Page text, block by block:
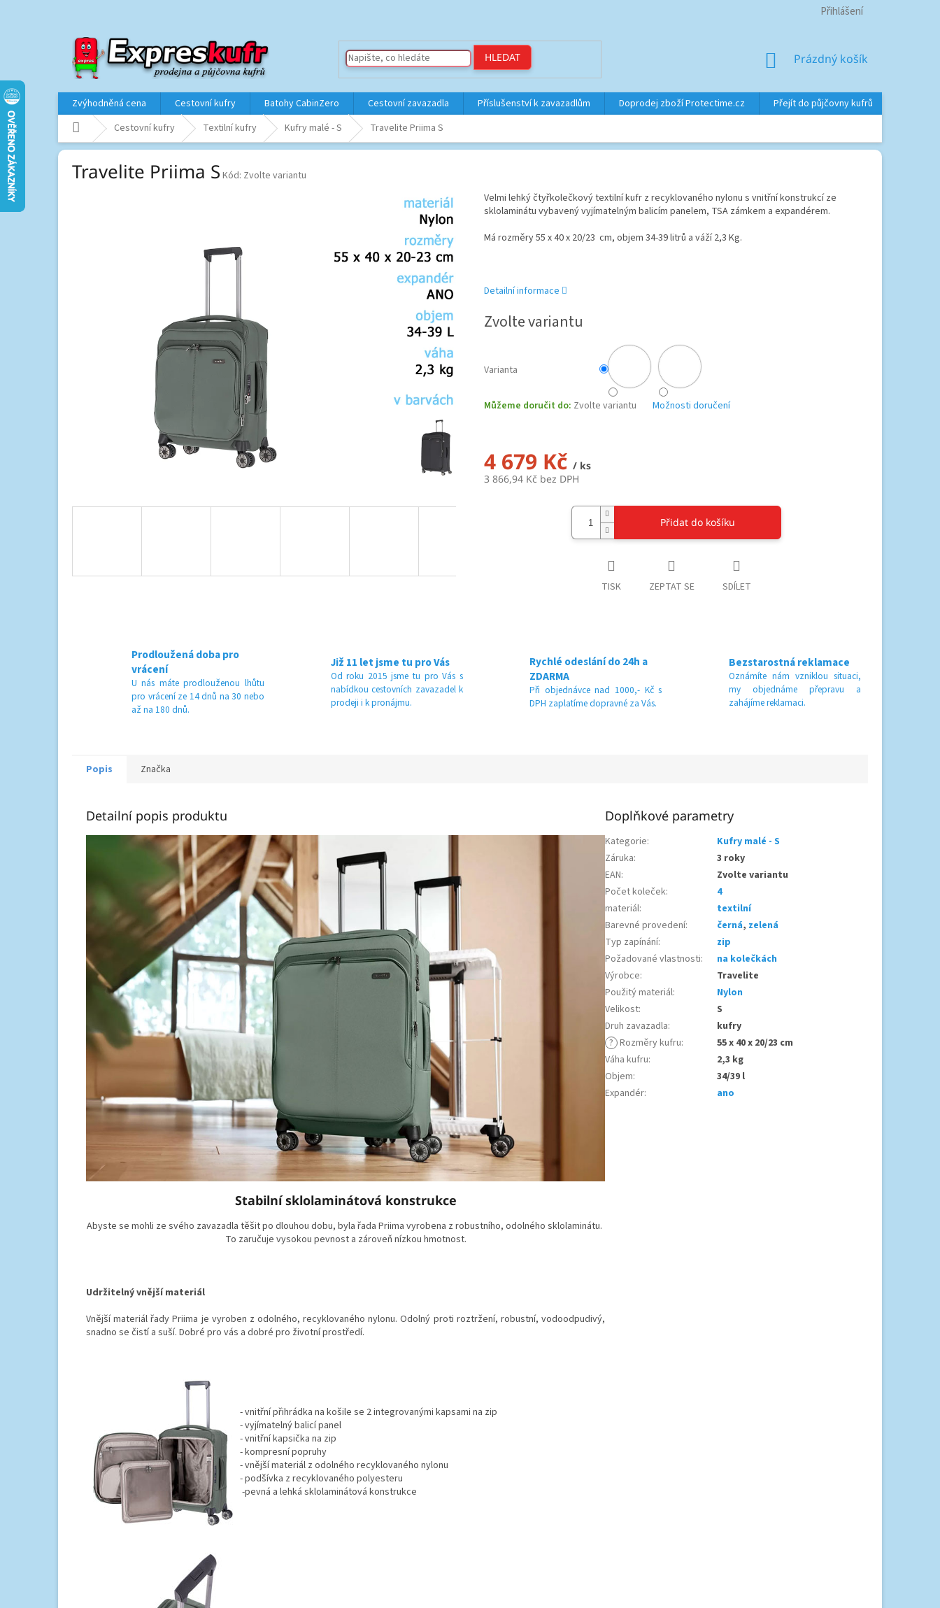
Přihlášení
HLEDAT
NÁKUPNÍ
Prázdný košík
Zvýhodněná cena Cestovní kufry Batohy CabinZero Cestovní zavazadla Příslušenství k zavazadlům Doprodej zboží Protectime.cz Přejít do půjčovny kufrů
Domů Cestovní kufry Textilní kufry Kufry malé - S Travelite Priima S
Travelite Priima S Kód: Zvolte variantu
4 679 Kč / ks
3 866,94 Kč bez DPH
Zvolte variantu
Varianta
Můžeme doručit do: Zvolte variantu Možnosti doručení
Přidat do košíku
Velmi lehký čtyřkolečkový textilní kufr z recyklovaného nylonu s vnitřní konstrukcí ze
sklolaminátu vybavený vyjímatelným balicím panelem, TSA zámkem a expandérem.
Má rozměry 55 x 40 x 20/23 cm, objem 34-39 litrů a váží 2,3 Kg.
Detailní informace
TISK ZEPTAT SE SDÍLET
Prodloužená doba pro
vrácení
U nás máte prodlouženou lhůtu
pro vrácení ze 14 dnů na 30 nebo
až na 180 dnů.
Již 11 let jsme tu pro Vás
Od roku 2015 jsme tu pro Vás s
nabídkou cestovních zavazadel k
prodeji i k pronájmu.
Rychlé odeslání do 24h a
ZDARMA
Při objednávce nad 1000,- Kč s
DPH zaplatíme dopravné za Vás.
Bezstarostná reklamace
Oznámíte nám vzniklou situaci,
my objednáme přepravu a
zahájíme reklamaci.
Popis Značka
Detailní popis produktu
Stabilní sklolaminátová konstrukce
Abyste se mohli ze svého zavazadla těšit po dlouhou dobu, byla řada Priima vyrobena z robustního, odolného sklolaminátu.
To zaručuje vysokou pevnost a zároveň nízkou hmotnost.
Udržitelný vnější materiál
Vnější materiál řady Priima je vyroben z odolného, ​​recyklovaného nylonu. Odolný proti roztržení, robustní, vodoodpudivý,
snadno se čistí a suší. Dobré pro vás a dobré pro životní prostředí.
- vnitřní přihrádka na košile se 2 integrovanými kapsami na zip
- vyjímatelný balicí panel
- vnitřní kapsička na zip
- kompresní popruhy
- vnější materiál z odolného recyklovaného nylonu
- podšívka z recyklovaného polyesteru
-pevná a lehká sklolaminátová konstrukce
Doplňkové parametry
Kategorie:
Kufry malé - S
Záruka:
3 roky
EAN:
Zvolte variantu
Počet koleček:
4
materiál:
textilní
Barevné provedení: černá, zelená
Typ zapínání:
zip
Požadované vlastnosti:
na kolečkách
Výrobce:
Travelite
Použitý materiál:
Nylon
Velikost:
S
Druh zavazadla:
kufry
? Rozměry kufru:
55 x 40 x 20/23 cm
Váha kufru:
2,3 kg
Objem:
34/39 l
Expandér: ano